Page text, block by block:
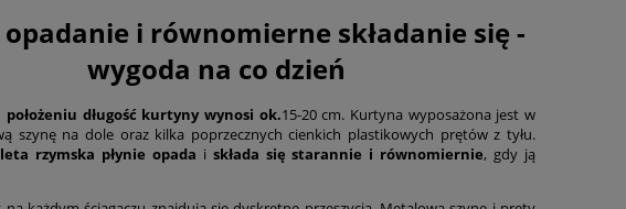
opadanie i równomierne składanie się -
wygoda na co dzień
położeniu długość kurtyny wynosi ok.15-20 cm. Kurtyna wyposażona jest w
szynę na dole oraz kilka poprzecznych cienkich plastikowych prętów z tyłu.
rzymska płynie opada i składa się starannie i równomiernie, gdy ją